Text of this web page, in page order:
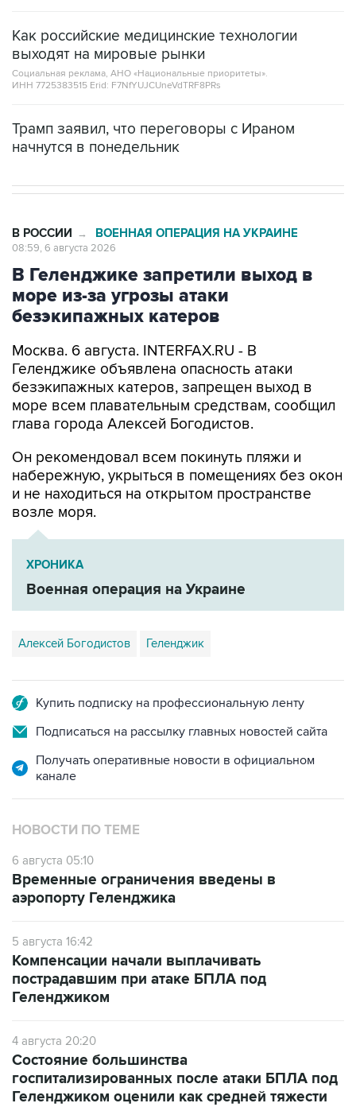
Как российские медицинские технологии
выходят на мировые рынки
Социальная реклама, АНО «Национальные приоритеты».
ИНН 7725383515 Erid: F7NfYUJCUneVdTRF8PRs
Трамп заявил, что переговоры с Ираном
начнутся в понедельник
В РОССИИ → ВОЕННАЯ ОПЕРАЦИЯ НА УКРАИНЕ
08:59, 6 августа 2026
В Геленджике запретили выход в
море из-за угрозы атаки
безэкипажных катеров
Москва. 6 августа. INTERFAX.RU - В
Геленджике объявлена опасность атаки
безэкипажных катеров, запрещен выход в
море всем плавательным средствам, сообщил
глава города Алексей Богодистов.
Он рекомендовал всем покинуть пляжи и
набережную, укрыться в помещениях без окон
и не находиться на открытом пространстве
возле моря.
ХРОНИКА
Военная операция на Украине
Алексей Богодистов Геленджик
Купить подписку на профессиональную ленту
Подписаться на рассылку главных новостей сайта
Получать оперативные новости в официальном
канале
НОВОСТИ ПО ТЕМЕ
6 августа 05:10
Временные ограничения введены в
аэропорту Геленджика
5 августа 16:42
Компенсации начали выплачивать
пострадавшим при атаке БПЛА под
Геленджиком
4 августа 20:20
Состояние большинства
госпитализированных после атаки БПЛА под
Геленджиком оценили как средней тяжести